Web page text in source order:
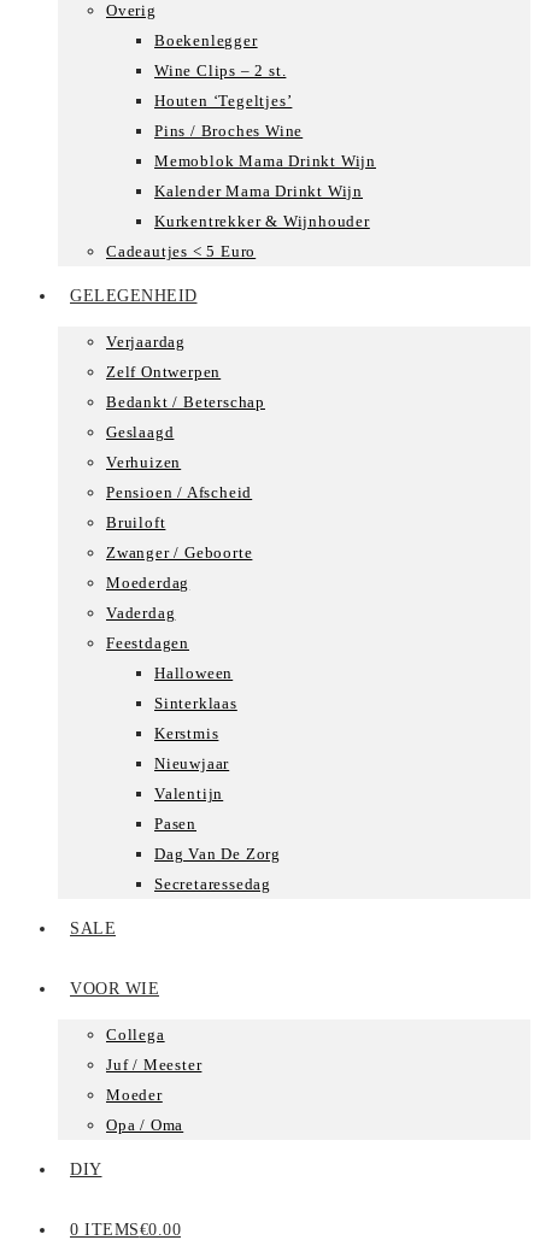
Overig
Boekenlegger
Wine Clips – 2 st.
Houten ‘Tegeltjes’
Pins / Broches Wine
Memoblok Mama Drinkt Wijn
Kalender Mama Drinkt Wijn
Kurkentrekker & Wijnhouder
Cadeautjes < 5 Euro
GELEGENHEID
Verjaardag
Zelf Ontwerpen
Bedankt / Beterschap
Geslaagd
Verhuizen
Pensioen / Afscheid
Bruiloft
Zwanger / Geboorte
Moederdag
Vaderdag
Feestdagen
Halloween
Sinterklaas
Kerstmis
Nieuwjaar
Valentijn
Pasen
Dag Van De Zorg
Secretaressedag
SALE
VOOR WIE
Collega
Juf / Meester
Moeder
Opa / Oma
DIY
0 ITEMS€0.00